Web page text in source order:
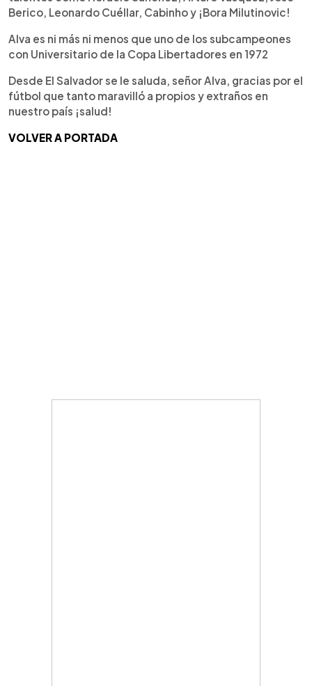
Berico, Leonardo Cuéllar, Cabinho y ¡Bora Milutinovic!
Alva es ni más ni menos que uno de los subcampeones
con Universitario de la Copa Libertadores en 1972
Desde El Salvador se le saluda, señor Alva, gracias por el
fútbol que tanto maravilló a propios y extraños en
nuestro país ¡salud!
VOLVER A PORTADA